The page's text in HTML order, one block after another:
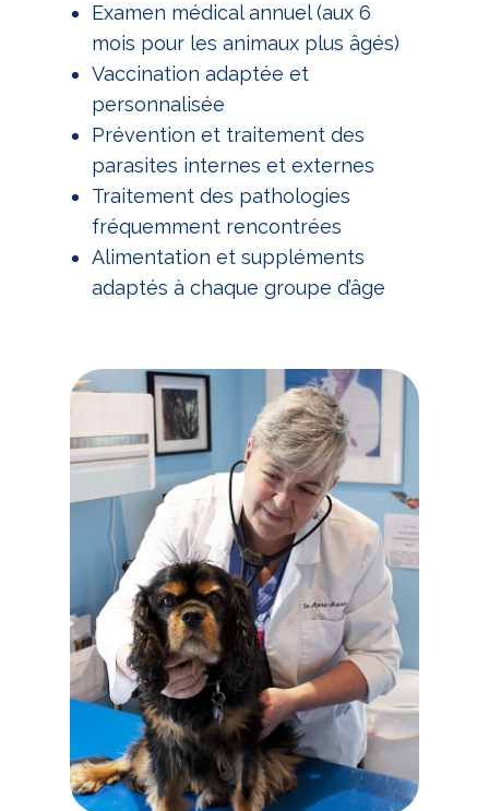
Examen médical annuel (aux 6
mois pour les animaux plus âgés)
Vaccination adaptée et
personnalisée
Prévention et traitement des
parasites internes et externes
Traitement des pathologies
fréquemment rencontrées
Alimentation et suppléments
adaptés à chaque groupe d’âge